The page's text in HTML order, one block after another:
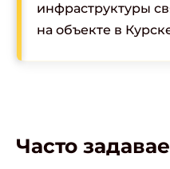
инфраструктуры
на объекте в
Часто